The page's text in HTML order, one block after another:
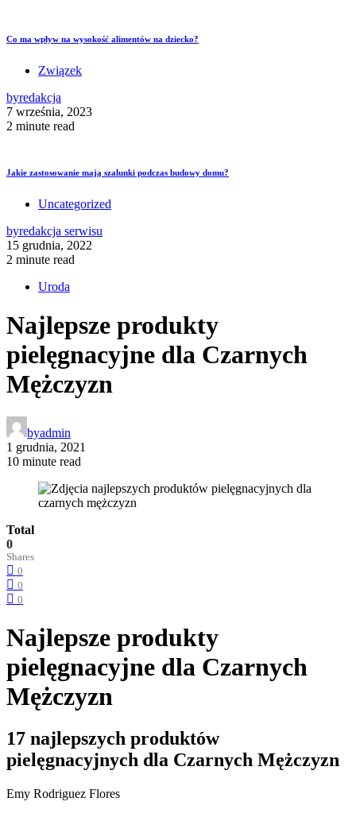
Co ma wpływ na wysokość alimentów na dziecko?
Związek
byredakcja
7 września, 2023
2 minute read
Jakie zastosowanie mają szalunki podczas budowy domu?
Uncategorized
byredakcja serwisu
15 grudnia, 2022
2 minute read
Uroda
Najlepsze produkty
pielęgnacyjne dla Czarnych
Mężczyzn
byadmin
1 grudnia, 2021
10 minute read
Total
0
Shares
0
0
0
Najlepsze produkty
pielęgnacyjne dla Czarnych
Mężczyzn
17 najlepszych produktów
pielęgnacyjnych dla Czarnych Mężczyzn
Emy Rodriguez Flores